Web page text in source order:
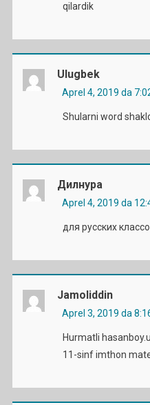
qilardik
Ulugbek
Aprel 4, 2019 da
Shularni word
Дилнура
Aprel 4, 2019 da
для русских
Jamoliddin
Aprel 3, 2019 da
Hurmatli
11-sinf imthon